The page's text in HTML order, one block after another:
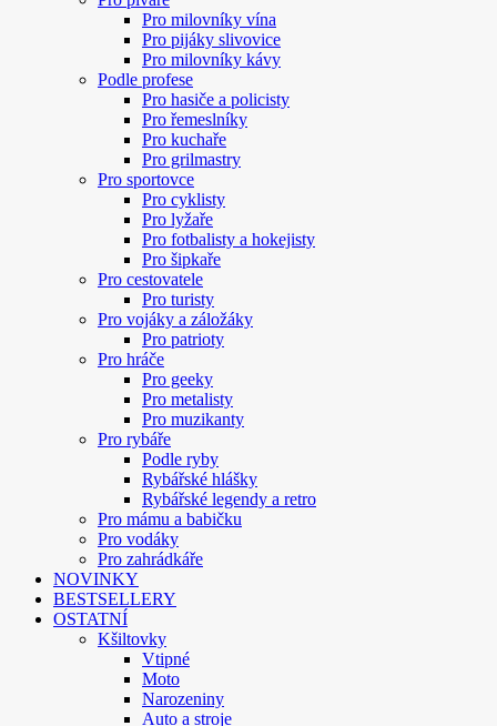
Pro milovníky vína
Pro pijáky slivovice
Pro milovníky kávy
Podle profese
Pro hasiče a policisty
Pro řemeslníky
Pro kuchaře
Pro grilmastry
Pro sportovce
Pro cyklisty
Pro lyžaře
Pro fotbalisty a hokejisty
Pro šipkaře
Pro cestovatele
Pro turisty
Pro vojáky a záložáky
Pro patrioty
Pro hráče
Pro geeky
Pro metalisty
Pro muzikanty
Pro rybáře
Podle ryby
Rybářské hlášky
Rybářské legendy a retro
Pro mámu a babičku
Pro vodáky
Pro zahrádkáře
NOVINKY
BESTSELLERY
OSTATNÍ
Kšiltovky
Vtipné
Moto
Narozeniny
Auto a stroje